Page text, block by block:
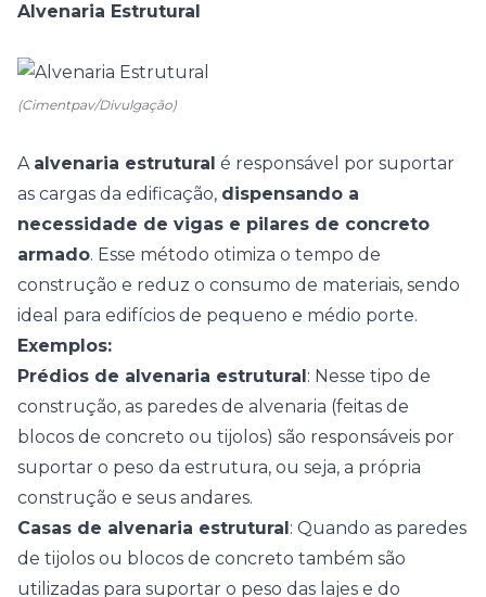
Alvenaria Estrutural
(Cimentpav/Divulgação)
A alvenaria estrutural é responsável por suportar
as cargas da edificação, dispensando a
necessidade de vigas e pilares de concreto
armado. Esse método otimiza o tempo de
construção e reduz o consumo de materiais, sendo
ideal para edifícios de pequeno e médio porte.
Exemplos:
Prédios de alvenaria estrutural: Nesse tipo de
construção, as paredes de alvenaria (feitas de
blocos de concreto ou tijolos) são responsáveis por
suportar o peso da estrutura, ou seja, a própria
construção e seus andares.
Casas de alvenaria estrutural: Quando as paredes
de tijolos ou blocos de concreto também são
utilizadas para suportar o peso das lajes e do